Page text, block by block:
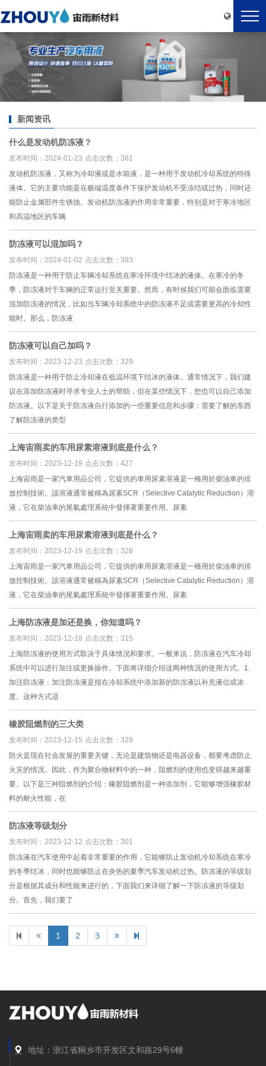
新闻资讯
什么是发动机防冻液？
发布时间：2024-01-23 点击次数：361
发动机防冻液，又称为冷却液或是水箱液，是一种用于发动机冷却系统的特殊
液体。它的主要功能是在极端温度条件下保护发动机不受冻结或过热，同时还
能防止金属部件生锈蚀。发动机防冻液的作用非常重要，特别是对于寒冷地区
和高温地区的车辆
防冻液可以混加吗？
发布时间：2024-01-02 点击次数：393
防冻液是一种用于防止车辆冷却系统在寒冷环境中结冰的液体。在寒冷的冬
季，防冻液对于车辆的正常运行至关重要。然而，有时候我们可能会面临需要
混加防冻液的情况，比如当车辆冷却系统中的防冻液不足或需要更高的冷却性
能时。那么，防冻液
防冻液可以自己加吗？
发布时间：2023-12-23 点击次数：329
防冻液是一种用于防止冷却液在低温环境下结冰的液体。通常情况下，我们建
议在添加防冻液时寻求专业人士的帮助，但在某些情况下，您也可以自己添加
防冻液。以下是关于防冻液自行添加的一些重要信息和步骤：需要了解的东西
了解防冻液的类型
上海宙雨卖的车用尿素溶液到底是什么？
发布时间：2023-12-19 点击次数：427
上海宙雨是一家汽車用品公司，它提供的車用尿素溶液是一種用於柴油車的排
放控制技術。該溶液通常被稱為尿素SCR（Selective Catalytic Reduction）溶
液，它在柴油車的尾氣處理系統中發揮著重要作用。尿素
上海宙雨卖的车用尿素溶液到底是什么？
发布时间：2023-12-19 点击次数：328
上海宙雨是一家汽車用品公司，它提供的車用尿素溶液是一種用於柴油車的排
放控制技術。該溶液通常被稱為尿素SCR（Selective Catalytic Reduction）溶
液，它在柴油車的尾氣處理系統中發揮著重要作用。尿素
上海防冻液是加还是换，你知道吗？
发布时间：2023-12-18 点击次数：315
上海防冻液的使用方式取决于具体情况和要求。一般来说，防冻液在汽车冷却
系统中可以进行加注或更换操作。下面将详细介绍这两种情况的使用方式。1.
加注防冻液：加注防冻液是指在冷却系统中添加新的防冻液以补充液位或浓
度。这种方式适
橡胶阻燃剂的三大类
发布时间：2023-12-15 点击次数：329
防火是现在社会发展的重要关键，无论是建筑物还是电器设备，都要考虑防止
火灾的情况。因此，作为聚合物材料中的一种，阻燃剂的使用也变得越来越重
要。以下是三种阻燃剂的介绍：橡胶阻燃剂是一种添加剂，它能够增强橡胶材
料的耐火性能，在
防冻液等级划分
发布时间：2023-12-12 点击次数：301
防冻液在汽车使用中起着非常重要的作用，它能够防止发动机冷却系统在寒冷
的冬季结冰，同时也能够防止在炎热的夏季汽车发动机过热。防冻液的等级划
分是根据其成分和性能来进行的，下面我们来详细了解一下防冻液的等级划
分。首先，我们要了
1 2 3
地址：浙江省桐乡市开发区文和路29号6幢